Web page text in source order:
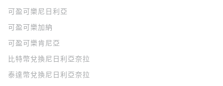
可盈可樂 尼日利亞
可盈可樂加納
可盈可樂肯尼亞
比特幣兌換尼日利亞奈拉
泰達幣兌換尼日利亞奈拉